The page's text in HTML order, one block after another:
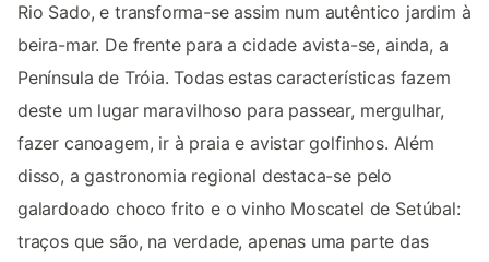
Rio Sado, e transforma-se assim num autêntico jardim à
beira-mar. De frente para a cidade avista-se, ainda, a
Península de Tróia. Todas estas características fazem
deste um lugar maravilhoso para passear, mergulhar,
fazer canoagem, ir à praia e avistar golfinhos. Além
disso, a gastronomia regional destaca-se pelo
galardoado choco frito e o vinho Moscatel de Setúbal:
traços que são, na verdade, apenas uma parte das